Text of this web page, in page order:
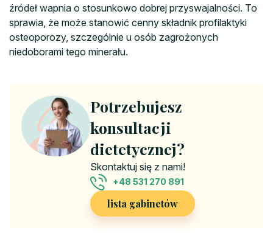
źródeł wapnia o stosunkowo dobrej przyswajalności. To
sprawia, że może stanowić cenny składnik profilaktyki
osteoporozy, szczególnie u osób zagrożonych
niedoborami tego minerału.
Potrzebujesz
konsultacji
dietetycznej?
Skontaktuj się z nami!
+48 531 270 891
lista gabinetów